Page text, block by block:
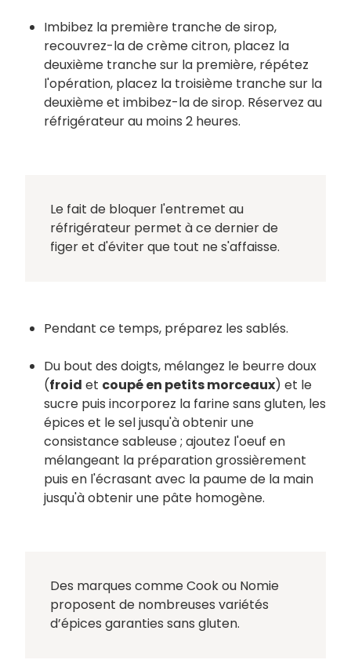
Imbibez la première tranche de sirop,
recouvrez-la de crème citron, placez la
deuxième tranche sur la première, répétez
l'opération, placez la troisième tranche sur la
deuxième et imbibez-la de sirop. Réservez au
réfrigérateur au moins 2 heures.
Le fait de bloquer l'entremet au
réfrigérateur permet à ce dernier de
figer et d'éviter que tout ne s'affaisse.
Pendant ce temps, préparez les sablés.
Du bout des doigts, mélangez le beurre doux
(froid et coupé en petits morceaux) et le
sucre puis incorporez la farine sans gluten, les
épices et le sel jusqu'à obtenir une
consistance sableuse ; ajoutez l'oeuf en
mélangeant la préparation grossièrement
puis en l'écrasant avec la paume de la main
jusqu'à obtenir une pâte homogène.
Des marques comme Cook ou Nomie
proposent de nombreuses variétés
d’épices garanties sans gluten.